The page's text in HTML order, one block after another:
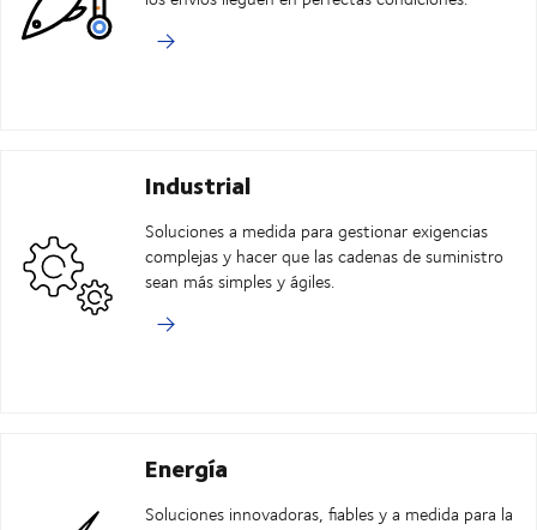
Industrial
Soluciones a medida para gestionar exigencias
complejas y hacer que las cadenas de suministro
sean más simples y ágiles.
Energía
Soluciones innovadoras, fiables y a medida para la